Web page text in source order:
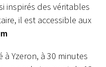
inspirés des véritables
il est accessible aux
Yzeron, à 30 minutes